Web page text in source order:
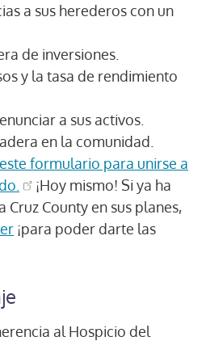
a sus herederos con un
de inversiones.
y la tasa de rendimiento
a sus activos.
en la comunidad.
formulario para unirse a
¡Hoy mismo! Si ya ha
County en sus planes,
¡para poder darte las
al Hospicio del